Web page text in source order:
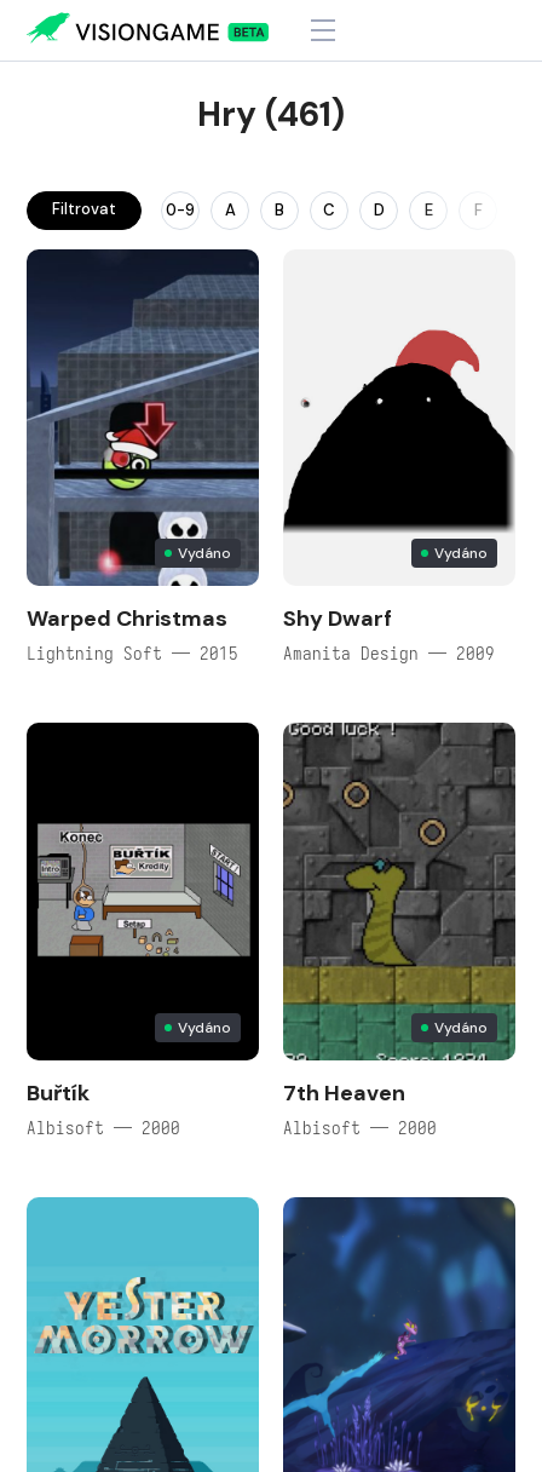
Hry (461)
Filtrovat 0-9 A B C D E F
Vydáno
Warped Christmas
Lightning Soft — 2015
Vydáno
Shy Dwarf
Amanita Design — 2009
Vydáno
Buřtík
Albisoft — 2000
Vydáno
7th Heaven
Albisoft — 2000